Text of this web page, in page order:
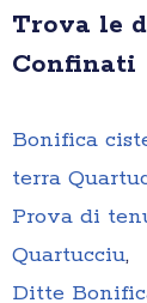
Trova le
Confinati
Bonifica
terra
Prova di
Quartucciu,
Ditte